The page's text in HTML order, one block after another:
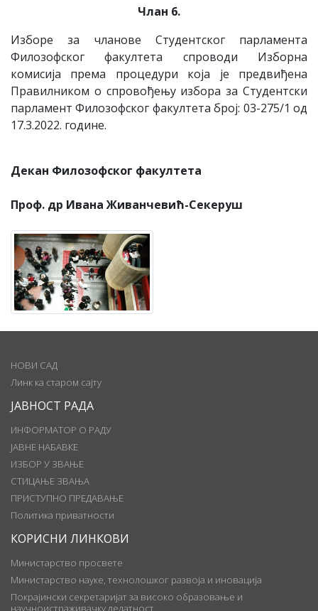
Члан 6.
Изборe за чланове Студентског парламента
Филозофског факултета спроводи Изборна
комисија према процедури која је предвиђена
Правилником о спровођењу избора за Студентски
парламент Филозофског факултета број: 03-275/1 од
17.3.2022. године.
Декан Филозофског факултета
Проф. др Ивана Живанчевић-Секеруш
НОВИ САД
Линк ка старом сајту
ЈАВНОСТ РАДА
ИНФОРМАТОР О РАДУ
ЈАВНЕ НАБАВКЕ
ИЗБОР У ЗВАЊЕ
СТИЦАЊЕ ЗВАЊА
ПРИСТУПНО ПРЕДАВАЊЕ
Политика приватности
КОРИСНИ ЛИНКОВИ
Министарство просвете
Министарство науке, технолошког развоја и иновација
Покрајински секретаријат за високо образовање и
научноистраживачку делатност